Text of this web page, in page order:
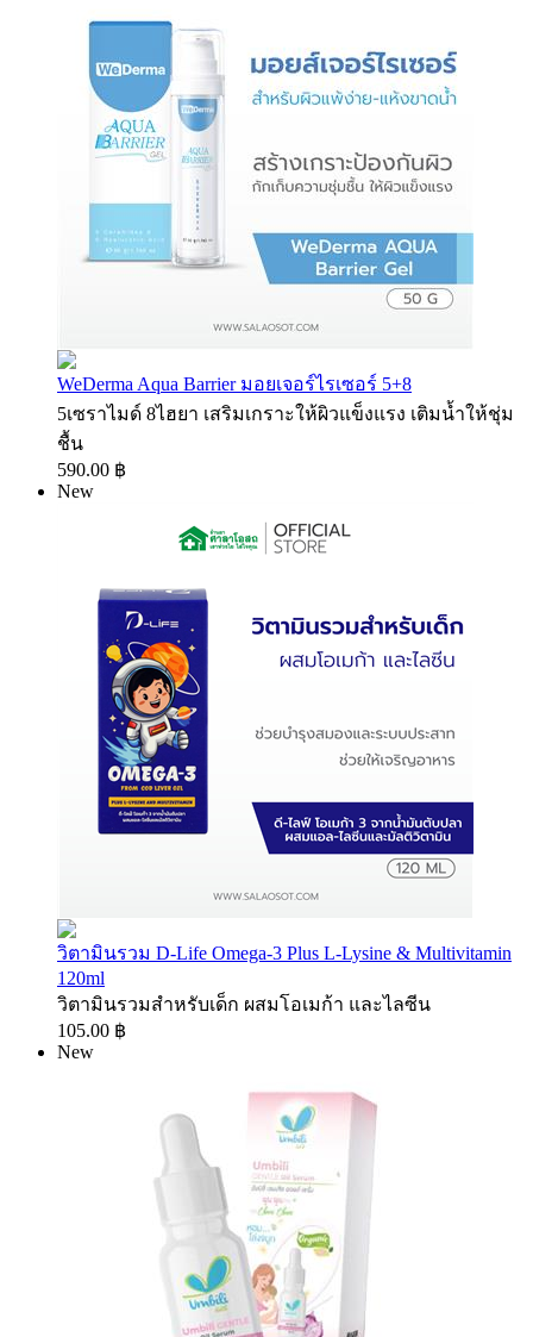
WeDerma Aqua Barrier มอยเจอร์ไรเซอร์ 5+8
5เซราไมด์ 8ไฮยา เสริมเกราะให้ผิวแข็งแรง เติมน้ำให้ชุ่ม
ชื้น
590.00 ฿
New
วิตามินรวม D-Life Omega-3 Plus L-Lysine & Multivitamin
120ml
วิตามินรวมสำหรับเด็ก ผสมโอเมก้า และไลซีน
105.00 ฿
New